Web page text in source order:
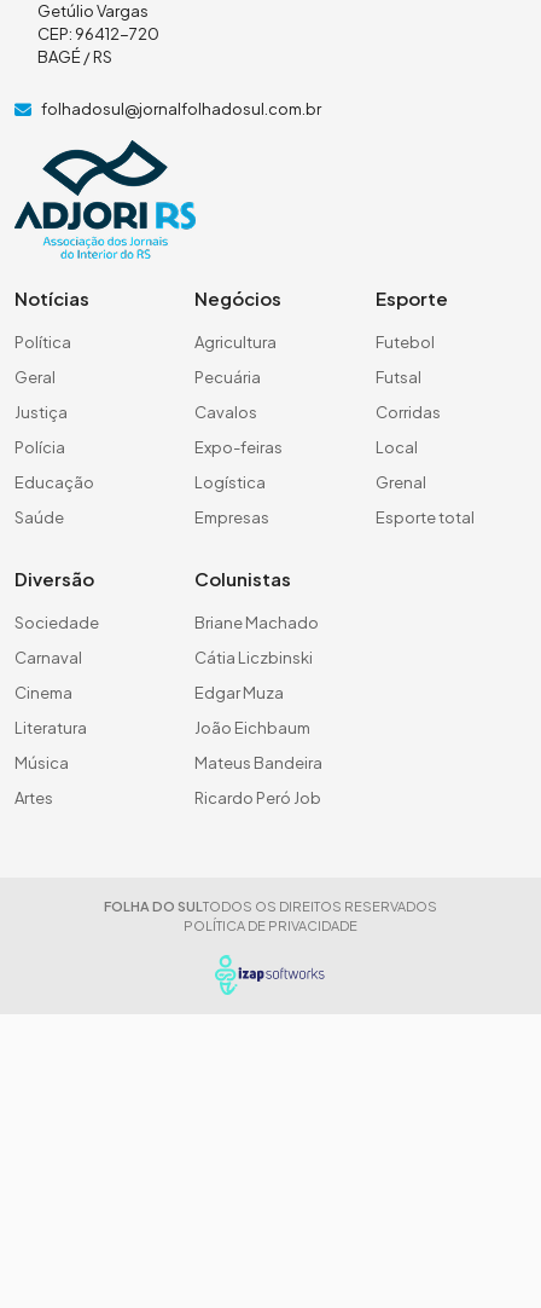
Getúlio Vargas
CEP: 96412-720
BAGÉ / RS
folhadosul@jornalfolhadosul.com.br
Notícias
Política
Geral
Justiça
Polícia
Educação
Saúde
Negócios
Agricultura
Pecuária
Cavalos
Expo-feiras
Logística
Empresas
Esporte
Futebol
Futsal
Corridas
Local
Grenal
Esporte total
Diversão
Sociedade
Carnaval
Cinema
Literatura
Música
Artes
Colunistas
Briane Machado
Cátia Liczbinski
Edgar Muza
João Eichbaum
Mateus Bandeira
Ricardo Peró Job
FOLHA DO SUL TODOS OS DIREITOS RESERVADOS
POLÍTICA DE PRIVACIDADE